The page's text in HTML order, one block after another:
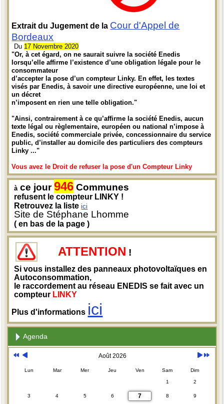
Extrait du Jugement de la Cour d'Appel de
Bordeaux
Du 17 Novembre 2020
"Or, à cet égard, on ne saurait suivre la société Enedis
lorsqu’elle affirme l’existence d’une obligation légale pour le
consommateur
d’accepter la pose d’un compteur Linky. En effet, les textes
visés par Enedis, à savoir une directive européenne, une loi et
un décret
n’imposent en rien une telle obligation."
"Ainsi, contrairement à ce qu’affirme la société Enedis, aucun
texte légal ou règlementaire, européen ou national n’impose à
Enedis, société commerciale privée, concessionnaire du service
public, d’installer au domicile des particuliers des compteurs
Linky ..."
Vous avez le Droit de refuser la pose d'un Compteur Linky
à ce jour946 Communes
refusent le compteur LINKY !
Retrouvez la listeici
Site de Stéphane Lhomme
( en bas de la page )
ATTENTION !
Si vous installez des panneaux photovoltaïques en
Autoconsommation,
le raccordement au réseau ENEDIS se fait avec un
compteur LINKY
Plus d'informations ici
Agenda
Août 2026
Lun Mar Mer Jeu Ven Sam Dim
1 2
3 4 5 6 7 8 9